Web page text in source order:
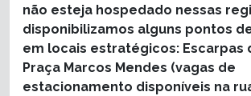
não esteja hospedado nessas
disponibilizamos alguns pontos
em locais estratégicos: Escarpas
Praça Marcos Mendes (vagas de
estacionamento disponíveis na